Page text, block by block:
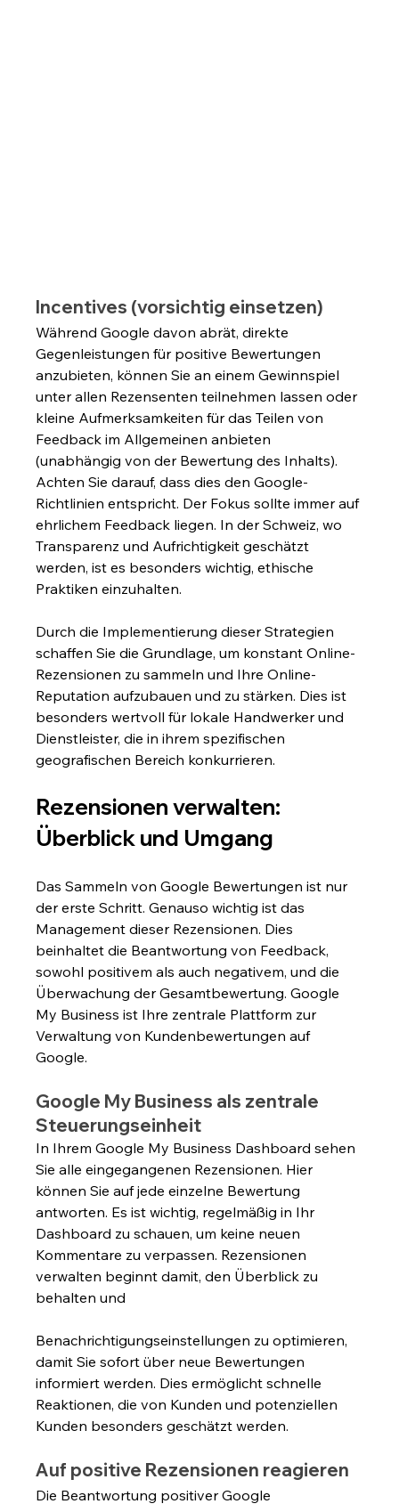
Incentives (vorsichtig einsetzen)
Während Google davon abrät, direkte
Gegenleistungen für positive Bewertungen
anzubieten, können Sie an einem Gewinnspiel
unter allen Rezensenten teilnehmen lassen oder
kleine Aufmerksamkeiten für das Teilen von
Feedback im Allgemeinen anbieten
(unabhängig von der Bewertung des Inhalts).
Achten Sie darauf, dass dies den Google-
Richtlinien entspricht. Der Fokus sollte immer auf
ehrlichem Feedback liegen. In der Schweiz, wo
Transparenz und Aufrichtigkeit geschätzt
werden, ist es besonders wichtig, ethische
Praktiken einzuhalten.
Durch die Implementierung dieser Strategien
schaffen Sie die Grundlage, um konstant Online-
Rezensionen zu sammeln und Ihre Online-
Reputation aufzubauen und zu stärken. Dies ist
besonders wertvoll für lokale Handwerker und
Dienstleister, die in ihrem spezifischen
geografischen Bereich konkurrieren.
Rezensionen verwalten:
Überblick und Umgang
Das Sammeln von Google Bewertungen ist nur
der erste Schritt. Genauso wichtig ist das
Management dieser Rezensionen. Dies
beinhaltet die Beantwortung von Feedback,
sowohl positivem als auch negativem, und die
Überwachung der Gesamtbewertung. Google
My Business ist Ihre zentrale Plattform zur
Verwaltung von Kundenbewertungen auf
Google.
Google My Business als zentrale
Steuerungseinheit
In Ihrem Google My Business Dashboard sehen
Sie alle eingegangenen Rezensionen. Hier
können Sie auf jede einzelne Bewertung
antworten. Es ist wichtig, regelmäßig in Ihr
Dashboard zu schauen, um keine neuen
Kommentare zu verpassen. Rezensionen
verwalten beginnt damit, den Überblick zu
behalten und
Benachrichtigungseinstellungen zu optimieren,
damit Sie sofort über neue Bewertungen
informiert werden. Dies ermöglicht schnelle
Reaktionen, die von Kunden und potenziellen
Kunden besonders geschätzt werden.
Auf positive Rezensionen reagieren
Die Beantwortung positiver Google